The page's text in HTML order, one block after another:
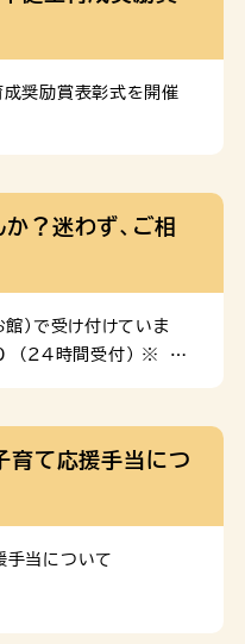
奨励賞表彰式を開催
？迷わず、ご相
館)で受け付けていま
(24時間受付) ※ 年
安心してご相談くださ
がお館） えがお館 ホ
ＦＡＸ：092-
年始を除く） ※ 月
り） 近所に心配なお子
育て応援手当につ
手当について